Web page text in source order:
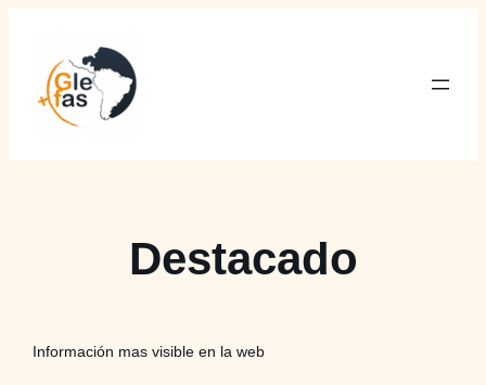
contenido
Destacado
Información mas visible en la web